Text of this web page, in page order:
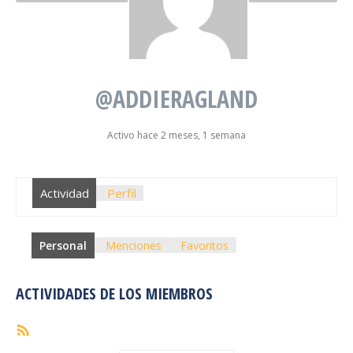
@ADDIERAGLAND
Activo hace 2 meses, 1 semana
Actividad Perfil
Personal Menciones Favoritos
ACTIVIDADES DE LOS MIEMBROS